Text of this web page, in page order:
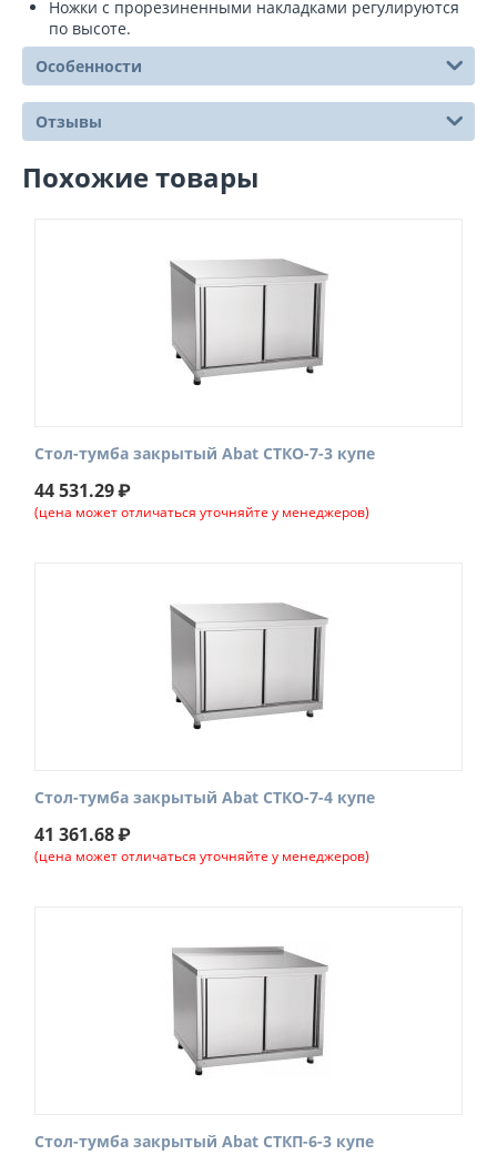
Ножки с прорезиненными накладками регулируются
по высоте.
Особенности
Отзывы
Похожие товары
Стол-тумба закрытый Abat СТКО-7-3 купе
44 531.29₽
(цена может отличаться уточняйте у менеджеров)
Стол-тумба закрытый Abat СТКО-7-4 купе
41 361.68₽
(цена может отличаться уточняйте у менеджеров)
Стол-тумба закрытый Abat СТКП-6-3 купе